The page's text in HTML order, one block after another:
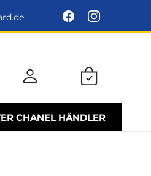
CHANEL HÄNDLER